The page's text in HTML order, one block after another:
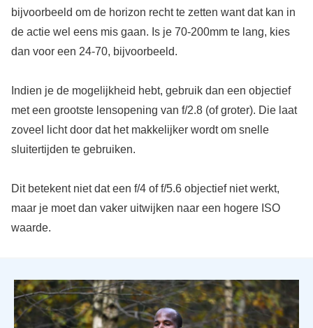
bijvoorbeeld om de horizon recht te zetten want dat kan in
de actie wel eens mis gaan. Is je 70-200mm te lang, kies
dan voor een 24-70, bijvoorbeeld.
Indien je de mogelijkheid hebt, gebruik dan een objectief
met een grootste lensopening van f/2.8 (of groter). Die laat
zoveel licht door dat het makkelijker wordt om snelle
sluitertijden te gebruiken.
Dit betekent niet dat een f/4 of f/5.6 objectief niet werkt,
maar je moet dan vaker uitwijken naar een hogere ISO
waarde.